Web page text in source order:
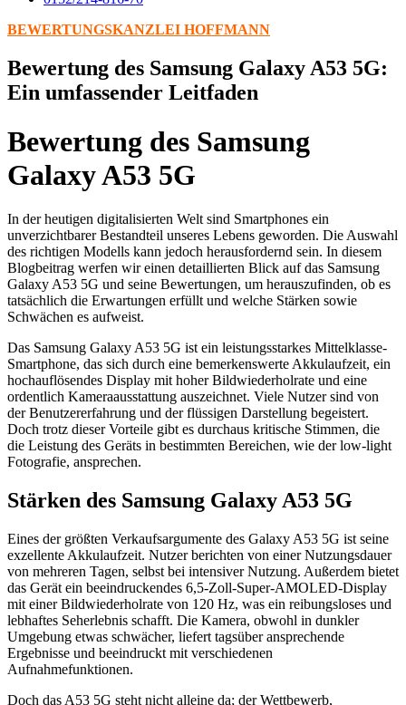
BEWERTUNGSKANZLEI HOFFMANN
Bewertung des Samsung Galaxy A53 5G:
Ein umfassender Leitfaden
Bewertung des Samsung
Galaxy A53 5G
In der heutigen digitalisierten Welt sind Smartphones ein
unverzichtbarer Bestandteil unseres Lebens geworden. Die Auswahl
des richtigen Modells kann jedoch herausfordernd sein. In diesem
Blogbeitrag werfen wir einen detaillierten Blick auf das Samsung
Galaxy A53 5G und seine Bewertungen, um herauszufinden, ob es
tatsächlich die Erwartungen erfüllt und welche Stärken sowie
Schwächen es aufweist.
Das Samsung Galaxy A53 5G ist ein leistungsstarkes Mittelklasse-
Smartphone, das sich durch eine bemerkenswerte Akkulaufzeit, ein
hochauflösendes Display mit hoher Bildwiederholrate und eine
ordentlich Kameraausstattung auszeichnet. Viele Nutzer sind von
der Benutzererfahrung und der flüssigen Darstellung begeistert.
Doch trotz dieser Vorteile gibt es durchaus kritische Stimmen, die
die Leistung des Geräts in bestimmten Bereichen, wie der low-light
Fotografie, ansprechen.
Stärken des Samsung Galaxy A53 5G
Eines der größten Verkaufsargumente des Galaxy A53 5G ist seine
exzellente Akkulaufzeit. Nutzer berichten von einer Nutzungsdauer
von mehreren Tagen, selbst bei intensiver Nutzung. Außerdem bietet
das Gerät ein beeindruckendes 6,5-Zoll-Super-AMOLED-Display
mit einer Bildwiederholrate von 120 Hz, was ein reibungsloses und
lebhaftes Seherlebnis schafft. Die Kamera, obwohl in dunkler
Umgebung etwas schwächer, liefert tagsüber ansprechende
Ergebnisse und beeindruckt mit verschiedenen
Aufnahmefunktionen.
Doch das A53 5G steht nicht alleine da; der Wettbewerb,